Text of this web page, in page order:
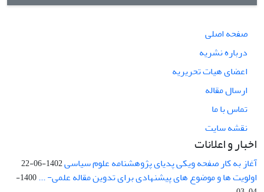
صفحه اصلی
درباره نشریه
اعضای هیات تحریریه
ارسال مقاله
تماس با ما
نقشه سایت
اخبار و اعلانات
آغاز به کار صفحه ویکی پدیای پژوهشنامه علوم سیاسی1402-06-22
اولویت ها و موضوع های پیشنهادی برای تدوین مقاله علمی- ...
1400-